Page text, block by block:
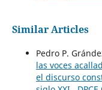
Similar Articles
Pedro P.
las voces
el discurso